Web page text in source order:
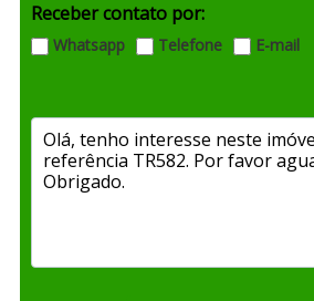
Receber contato por:
Whatsapp Telefone E-mail